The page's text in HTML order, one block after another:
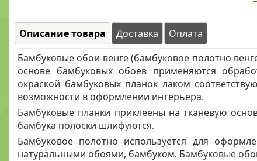
Описание товара Доставка
Оплата
Бамбуковые обои венге (бамбуковое полотно
основе бамбуковых обоев применяются
окраской бамбуковых планок лаком
возможности в оформлении интерьера.
Бамбуковые планки приклеены на тканевую
бамбука полоски шлифуются.
Бамбуковое полотно используется для
натуральными обоями, бамбуком. Бамбуковые